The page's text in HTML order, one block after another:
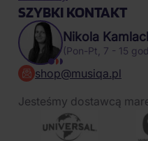
SZYBKI KONTAKT
Nikola
(Pon-Pt, 7 - 15
shop@musiqa.pl
Jesteśmy dostawcą